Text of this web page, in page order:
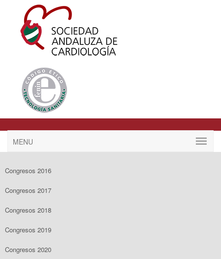
MENU
Congresos 2016
Congresos 2017
Congresos 2018
Congresos 2019
Congresos 2020